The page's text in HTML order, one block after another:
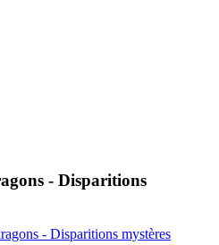
- Disparitions
- Disparitions mystères